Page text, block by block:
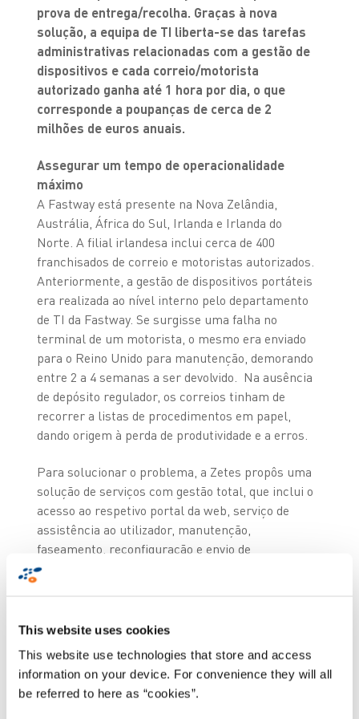
This website uses cookies
This website use technologies that store and access
information on your device. For convenience they will all
be referred to here as “cookies”.
prova de entrega/recolha. Graças à nova
solução, a equipa de TI liberta-se das tarefas
administrativas relacionadas com a gestão de
dispositivos e cada correio/motorista
autorizado ganha até 1 hora por dia, o que
corresponde a poupanças de cerca de 2
milhões de euros anuais.
Assegurar um tempo de operacionalidade
máximo
A Fastway está presente na Nova Zelândia,
Austrália, África do Sul, Irlanda e Irlanda do
Norte. A filial irlandesa inclui cerca de 400
franchisados de correio e motoristas autorizados.
Anteriormente, a gestão de dispositivos portáteis
era realizada ao nível interno pelo departamento
de TI da Fastway. Se surgisse uma falha no
terminal de um motorista, o mesmo era enviado
para o Reino Unido para manutenção, demorando
entre 2 a 4 semanas a ser devolvido. Na ausência
de depósito regulador, os correios tinham de
recorrer a listas de procedimentos em papel,
dando origem à perda de produtividade e a erros.
Para solucionar o problema, a Zetes propôs uma
solução de serviços com gestão total, que inclui o
acesso ao respetivo portal da web, serviço de
assistência ao utilizador, manutenção,
faseamento, reconfiguração e envio de
dispositivos, e substituição. O serviço de
seguinte. Para além disso, todos os motoristas
última geração Honeywell CN51 para a recolha e
entrega de encomendas.